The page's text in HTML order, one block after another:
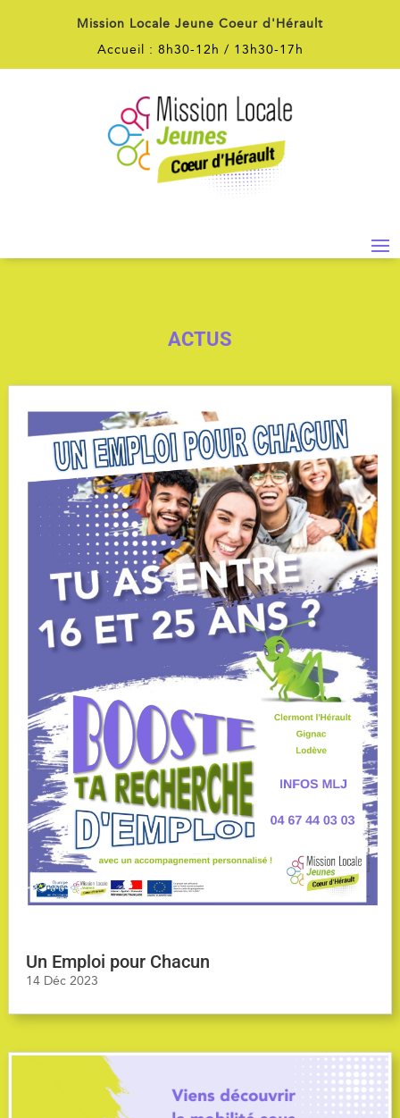
Mission Locale Jeune Coeur d'Hérault
Accueil : 8h30-12h / 13h30-17h
ACTUS
Un Emploi pour Chacun
14 Déc 2023